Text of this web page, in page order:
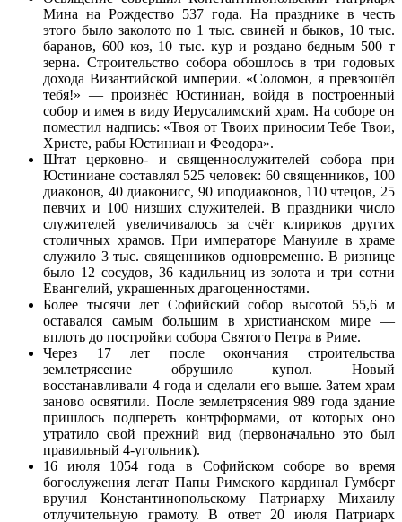
Мина на Рождество 537 года. На празднике в честь
этого было заколото по 1 тыс. свиней и быков, 10 тыс.
баранов, 600 коз, 10 тыс. кур и роздано бедным 500 т
зерна. Строительство собора обошлось в три годовых
дохода Византийской империи. «Соломон, я превзошёл
тебя!» — произнёс Юстиниан, войдя в построенный
собор и имея в виду Иерусалимский храм. На соборе он
поместил надпись: «Твоя от Твоих приносим Тебе Твои,
Христе, рабы Юстиниан и Феодора».
Штат церковно- и священнослужителей собора при
Юстиниане составлял 525 человек: 60 священников, 100
диаконов, 40 диаконисс, 90 иподиаконов, 110 чтецов, 25
певчих и 100 низших служителей. В праздники число
служителей увеличивалось за счёт клириков других
столичных храмов. При императоре Мануиле в храме
служило 3 тыс. священников одновременно. В ризнице
было 12 сосудов, 36 кадильниц из золота и три сотни
Евангелий, украшенных драгоценностями.
Более тысячи лет Софийский собор высотой 55,6 м
оставался самым большим в христианском мире —
вплоть до постройки собора Святого Петра в Риме.
Через 17 лет после окончания строительства
землетрясение обрушило купол. Новый
восстанавливали 4 года и сделали его выше. Затем храм
заново освятили. После землетрясения 989 года здание
пришлось подпереть контрформами, от которых оно
утратило свой прежний вид (первоначально это был
правильный 4-угольник).
16 июля 1054 года в Софийском соборе во время
богослужения легат Папы Римского кардинал Гумберт
вручил Константинопольскому Патриарху Михаилу
отлучительную грамоту. В ответ 20 июля Патриарх